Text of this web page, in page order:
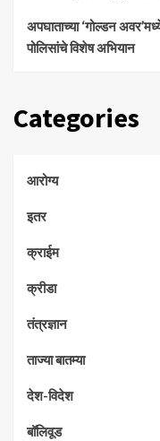
अपघाताच्या ‘गोल्डन
पोलिसांचे विशेष अभियान
Categories
आरोग्य
इतर
क्राईम
क्रीडा
तंत्रज्ञान
ताज्या बातम्या
देश-विदेश
बॉलिवूड